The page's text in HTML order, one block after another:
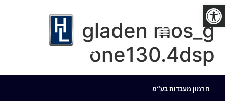
פתח סרגל נגישות
gladen mos_g
one130.4dsp
חרמון מעבדות בע“מ